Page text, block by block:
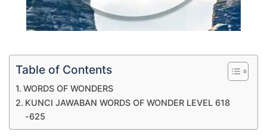
Table of Contents
WORDS OF WONDERS
KUNCI JAWABAN WORDS OF WONDER LEVEL 618
-625